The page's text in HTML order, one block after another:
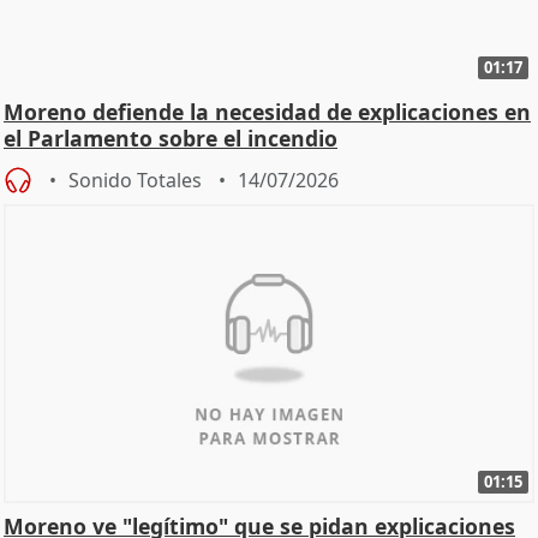
01:17
Moreno defiende la necesidad de explicaciones en
el Parlamento sobre el incendio
Sonido Totales 14/07/2026
01:15
Moreno ve "legítimo" que se pidan explicaciones